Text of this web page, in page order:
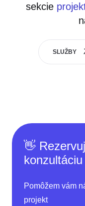
sekcie
SLUŽBY
👋
Pomôžem vám
projekt